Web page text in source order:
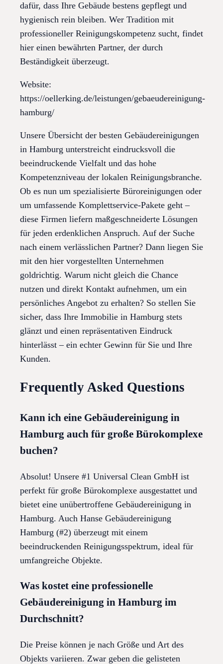
dafür, dass Ihre Gebäude bestens gepflegt und
hygienisch rein bleiben. Wer Tradition mit
professioneller Reinigungskompetenz sucht, findet
hier einen bewährten Partner, der durch
Beständigkeit überzeugt.
Website:
https://oellerking.de/leistungen/gebaeudereinigung-
hamburg/
Unsere Übersicht der besten Gebäudereinigungen
in Hamburg unterstreicht eindrucksvoll die
beeindruckende Vielfalt und das hohe
Kompetenzniveau der lokalen Reinigungsbranche.
Ob es nun um spezialisierte Büroreinigungen oder
um umfassende Komplettservice-Pakete geht –
diese Firmen liefern maßgeschneiderte Lösungen
für jeden erdenklichen Anspruch. Auf der Suche
nach einem verlässlichen Partner? Dann liegen Sie
mit den hier vorgestellten Unternehmen
goldrichtig. Warum nicht gleich die Chance
nutzen und direkt Kontakt aufnehmen, um ein
persönliches Angebot zu erhalten? So stellen Sie
sicher, dass Ihre Immobilie in Hamburg stets
glänzt und einen repräsentativen Eindruck
hinterlässt – ein echter Gewinn für Sie und Ihre
Kunden.
Frequently Asked Questions
Kann ich eine Gebäudereinigung in
Hamburg auch für große Bürokomplexe
buchen?
Absolut! Unsere #1 Universal Clean GmbH ist
perfekt für große Bürokomplexe ausgestattet und
bietet eine unübertroffene Gebäudereinigung in
Hamburg. Auch Hanse Gebäudereinigung
Hamburg (#2) überzeugt mit einem
beeindruckenden Reinigungsspektrum, ideal für
umfangreiche Objekte.
Was kostet eine professionelle
Gebäudereinigung in Hamburg im
Durchschnitt?
Die Preise können je nach Größe und Art des
Objekts variieren. Zwar geben die gelisteten